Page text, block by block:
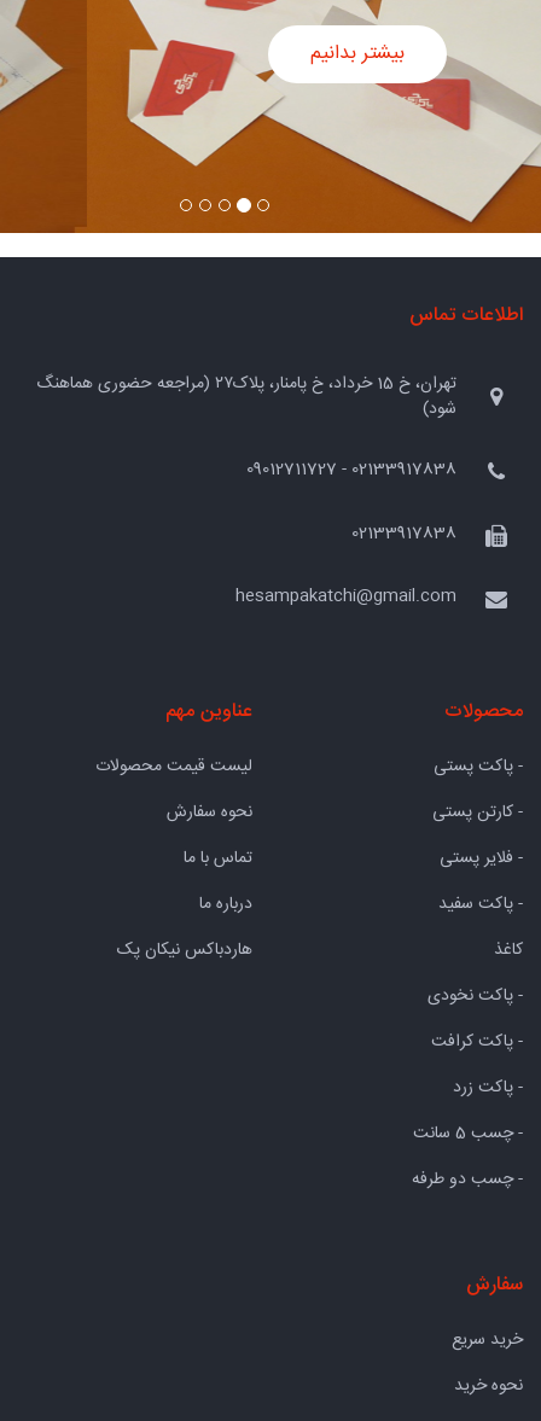
بیشتر بدانیم
اطلاعات تماس
تهران، خ 15 خرداد، خ پامنار، پلاک۲۷ (مراجعه حضوری هماهنگ
شود)
02133917838 - 09012711727
02133917838
hesampakatchi@gmail.com
محصولات
- پاکت پستی
- کارتن پستی
- فلایر پستی
- پاکت سفید
کاغذ
- پاکت نخودی
- پاکت کرافت
- پاکت زرد
- چسب 5 سانت
- چسب دو طرفه
عناوین مهم
لیست قیمت محصولات
نحوه سفارش
تماس با ما
درباره ما
هاردباکس نیکان پک
سفارش
خرید سریع
نحوه خرید